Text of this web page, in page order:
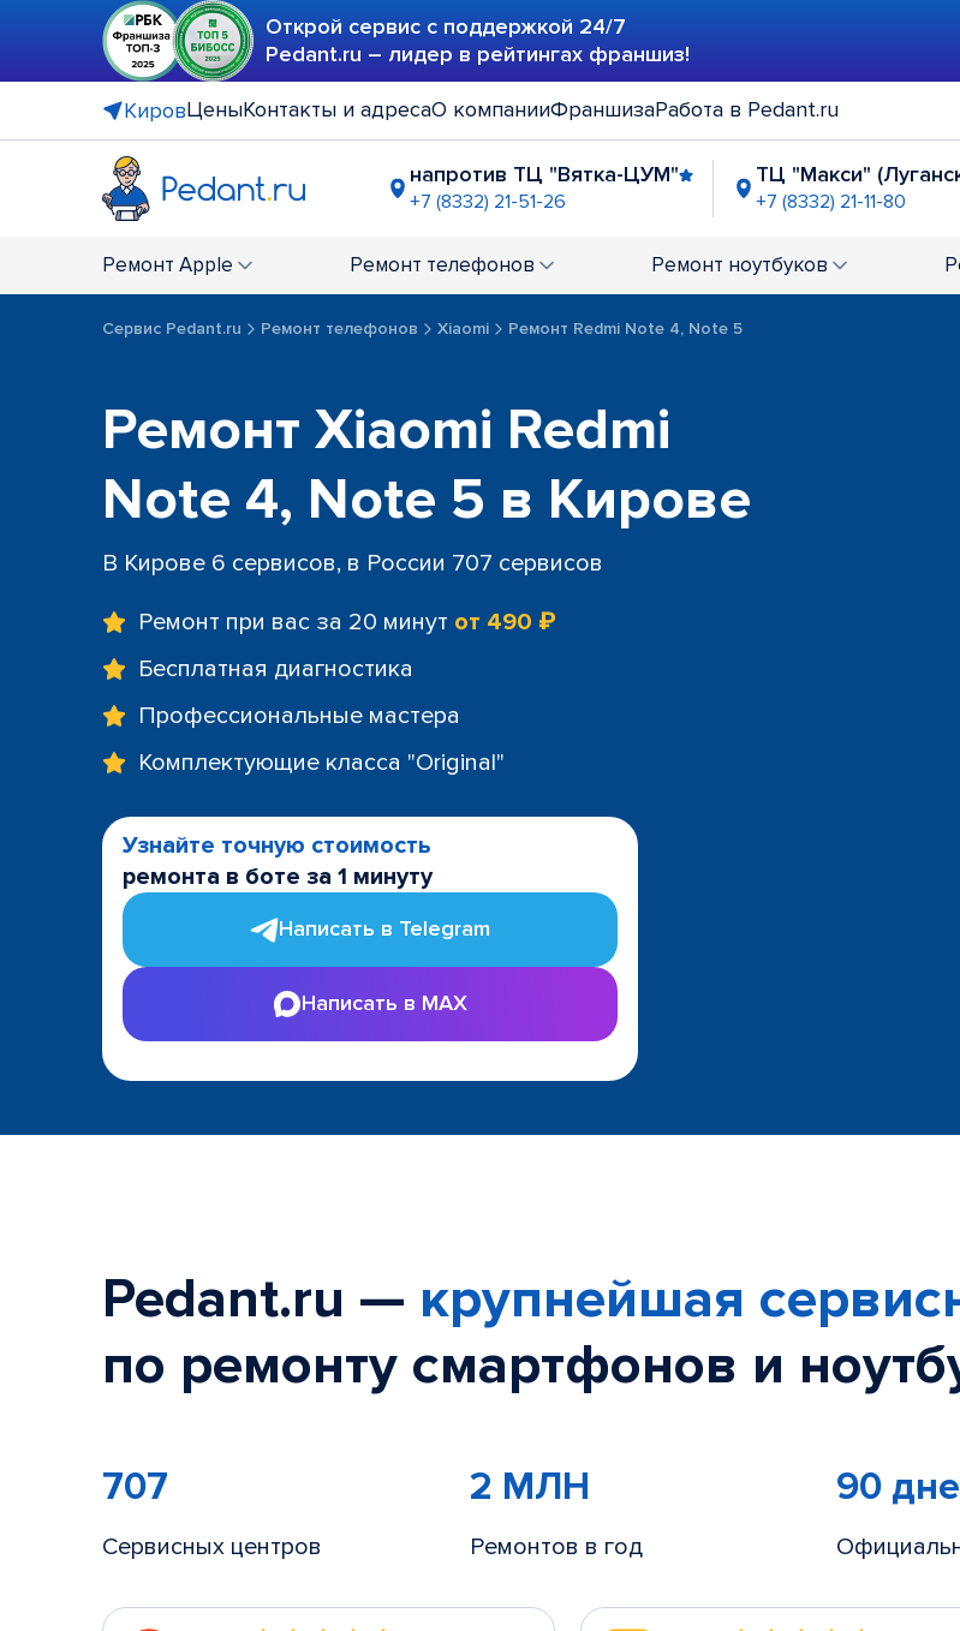
Открой сервис с поддержкой 24/7
Pedant.ru – лидер в рейтингах франшиз!
КировЦеныКонтакты и адресаО компанииФраншизаРабота в Pedant.ru
напротив ТЦ "Вятка-ЦУМ"
+7 (8332) 21-51-26
ТЦ "Макси"
+7 (8332) 21-11-80
+7 (8332) 21-56-68 +7 (8332) 21-56-76
Ремонт Apple Ремонт телефонов Ремонт ноутбуков
Сервис Pedant.ru Ремонт телефонов Xiaomi Ремонт Redmi Note 4, Note 5
Ремонт Xiaomi Redmi
Note 4, Note 5 в Кирове
В Кирове 6 сервисов, в России 707 сервисов
Ремонт при вас за 20 минут от 490 ₽
Бесплатная диагностика
Профессиональные мастера
Комплектующие класса "Original"
Узнайте точную стоимость
ремонта в боте за 1 минуту
Написать в Telegram
Написать в MAX
Pedant.ru — крупнейшая
по ремонту смартфонов и
707
Сервисных центров
2 МЛН
Ремонтов в год
90